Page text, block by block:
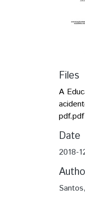
Files
A
pdf.pdf
Date
2018-